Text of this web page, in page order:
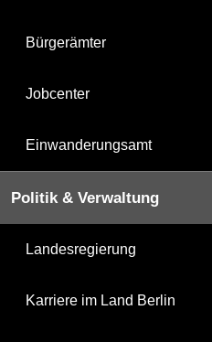
Bürgerämter
Jobcenter
Einwanderungsamt
Politik & Verwaltung
Landesregierung
Karriere im Land Berlin